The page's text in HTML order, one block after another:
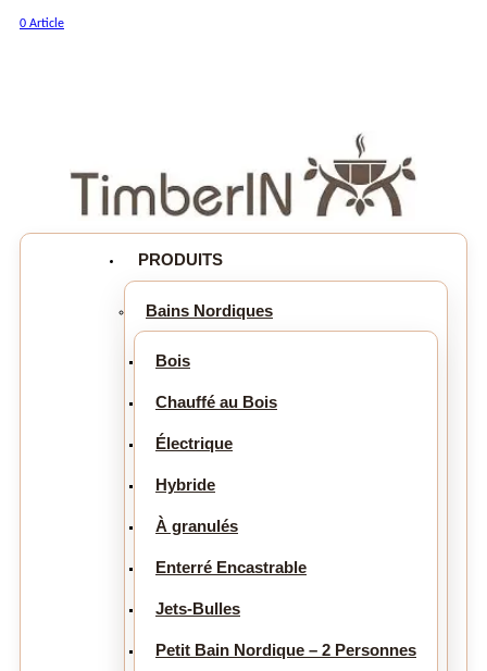
0 Article
PRODUITS
Bains Nordiques
Bois
Chauffé au Bois
Électrique
Hybride
À granulés
Enterré Encastrable
Jets-Bulles
Petit Bain Nordique – 2 Personnes